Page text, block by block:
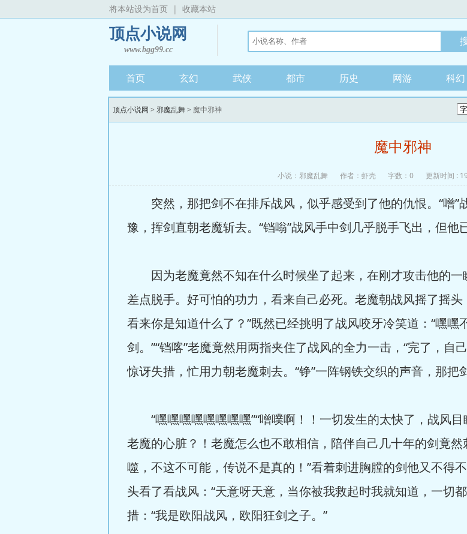
将本站设为首页 | 收藏本站
顶点小说网
www.bgg99.cc
首页 玄幻 武侠 都市 历史 网游 科幻
顶点小说网 > 邪魔乱舞> 魔中邪神
魔中邪神
小说： 邪魔乱舞 作者：虾壳 字数：0 更新时间 :
突然，那把剑不在排斥战风，似乎感受到了他的仇恨。“噌”
豫，挥剑直朝老魔斩去。“铛嗡”战风手中剑几乎脱手飞出，但他
因为老魔竟然不知在什么时候坐了起来，在刚才攻击他的一
差点脱手。好可怕的功力，看来自己必死。老魔朝战风摇了摇头
看来你是知道什么了？”既然已经挑明了战风咬牙冷笑道：“嘿
剑。”“铛喀”老魔竟然用两指夹住了战风的全力一击，“完了，自
惊讶失措，忙用力朝老魔刺去。“铮”一阵钢铁交织的声音，那把
“嘿嘿嘿嘿嘿嘿嘿嘿”“噌噗啊！！一切发生的太快了，战风目
老魔的心脏？！老魔怎么也不敢相信，陪伴自己几十年的剑竟
噬，不这不可能，传说不是真的！”看着刺进胸膛的剑他又不得
头看了看战风：“天意呀天意，当你被我救起时我就知道，一切
措：“我是欧阳战风，欧阳狂剑之子。”